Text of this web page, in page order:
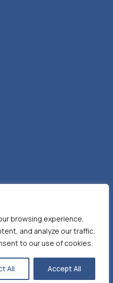
browsing experience,
and analyze our traffic.
to our use of cookies.
All Accept All
Παγομηχανές
Κλιματισμός